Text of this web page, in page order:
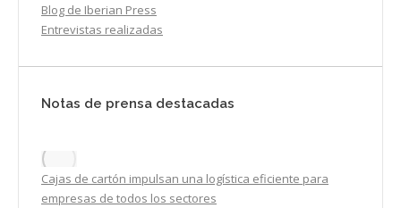
Blog de Iberian Press
Entrevistas realizadas
Notas de prensa destacadas
Cajas de cartón impulsan una logística eficiente para
empresas de todos los sectores